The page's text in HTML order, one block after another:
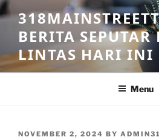
Skip
to
contentBERITA
LINTAS HARI INI
Menu
POSTED
NOVEMBER 2, 2024 BY